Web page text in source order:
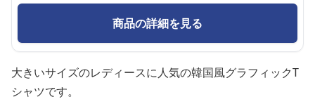
商品の詳細を見る
大きいサイズのレディースに人気の韓国風グラフィックT
シャツです。